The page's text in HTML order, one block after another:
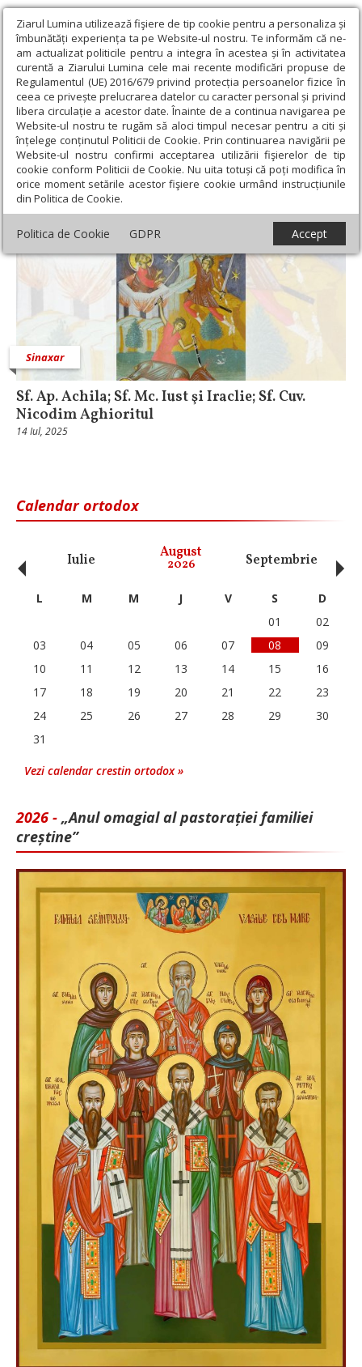
Ziarul Lumina utilizează fişiere de tip cookie pentru a personaliza și
îmbunătăți experiența ta pe Website-ul nostru. Te informăm că ne-
am actualizat politicile pentru a integra în acestea și în activitatea
curentă a Ziarului Lumina cele mai recente modificări propuse de
Regulamentul (UE) 2016/679 privind protecția persoanelor fizice în
ceea ce privește prelucrarea datelor cu caracter personal și privind
libera circulație a acestor date. Înainte de a continua navigarea pe
Website-ul nostru te rugăm să aloci timpul necesar pentru a citi și
înțelege conținutul Politicii de Cookie. Prin continuarea navigării pe
Website-ul nostru confirmi acceptarea utilizării fişierelor de tip
cookie conform Politicii de Cookie. Nu uita totuși că poți modifica în
orice moment setările acestor fişiere cookie urmând instrucțiunile
din Politica de Cookie.
Politica de Cookie GDPR Accept
Ziarul Lumina › 14 iulie 2022 - Articole asociate
14 iulie 2022 - Articole asociate
Sinaxar
Sf. Ap. Achila; Sf. Mc. Iust şi Iraclie; Sf. Cuv.
Nicodim Aghioritul
14 Iul, 2025
Calendar ortodox
Iulie August
2026 Septembrie
‹ L M M J V S
D
01
02
03
04 05 06 07 08
09
10
11 12 13 14 15
16
17
18 19 20 21 22
23
24
25 26 27 28 29
30
31
Vezi calendar crestin ortodox »
2026 - „Anul omagial al pastorației familiei
creștine”